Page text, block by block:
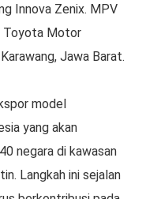
Innova Zenix. MPV
Toyota Motor
Jawa Barat.
model
yang akan
negara di kawasan
Langkah ini sejalan